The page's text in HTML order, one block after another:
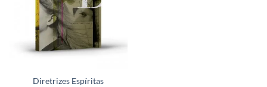
Diretrizes Espíritas